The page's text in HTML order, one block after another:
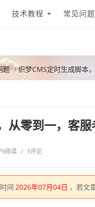
技术教程 常见问题
题 织梦CMS定时生成脚本
从零到一，客
阅读 / 3评论
间 2026年07月04日 ，若文